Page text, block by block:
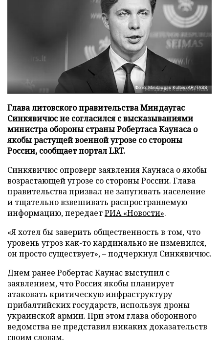
Фото: Mindaugas Kulbis/AP/TASS
Глава литовского правительства Миндаугас
Синкявичюс не согласился с высказываниями
министра обороны страны Робертаса Каунаса о
якобы растущей военной угрозе со стороны
России, сообщает портал LRT.
Синкявичюс опроверг заявления Каунаса о якобы
возрастающей угрозе со стороны России. Глава
правительства призвал не запугивать население
и тщательно взвешивать распространяемую
информацию, передаетРИА «Новости».
«Я хотел бы заверить общественность в том, что
уровень угроз как-то кардинально не изменился,
он просто существует», – подчеркнул Синкявичюс.
Днем ранее Робертас Каунас выступил с
заявлением, что Россия якобы планирует
атаковать критическую инфраструктуру
прибалтийских государств, используя дроны
украинской армии. При этом глава оборонного
ведомства не представил никаких доказательств
своим словам.